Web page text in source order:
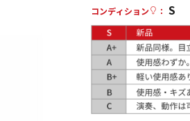
その他楽器
レコーディン
グ機器
コンディション
： S